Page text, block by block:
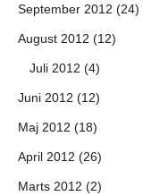
September 2012 (24)
August 2012 (12)
Juli 2012 (4)
Juni 2012 (12)
Maj 2012 (18)
April 2012 (26)
Marts 2012 (2)